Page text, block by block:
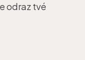
odraz tvé